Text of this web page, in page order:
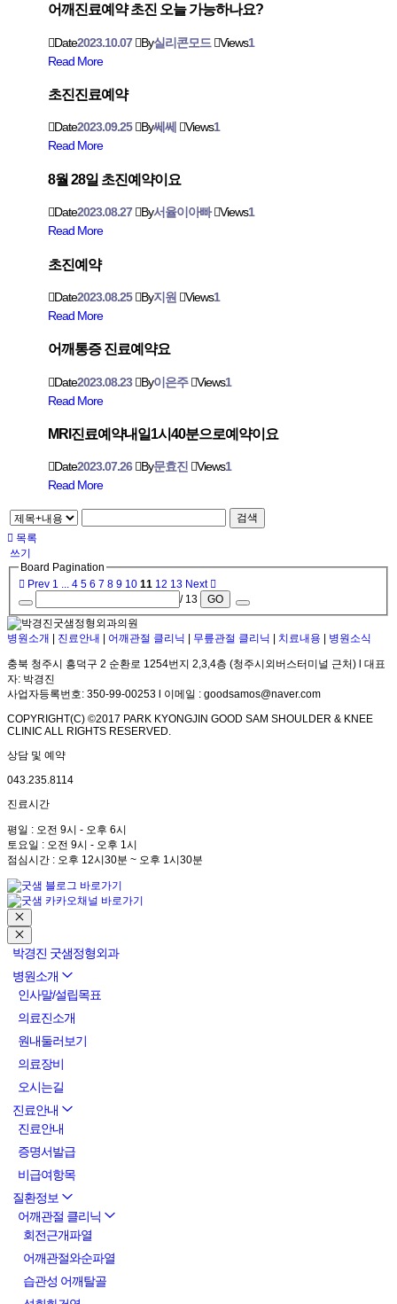
어깨진료예약 초진 오늘 가능하나요?
Date2023.10.07 By실리콘모드 Views1
Read More
초진진료예약
Date2023.09.25 By쎄쎄 Views1
Read More
8월 28일 초진예약이요
Date2023.08.27 By서율이아빠 Views1
Read More
초진예약
Date2023.08.25 By지원 Views1
Read More
어깨통증 진료예약요
Date2023.08.23 By이은주 Views1
Read More
MRl진료예약내일1시40분으로예약이요
Date2023.07.26 By문효진 Views1
Read More
검색
목록
쓰기
Board Pagination
Prev 1 4 5 6 7 8 9 10 11 12 13 Next
/ 13
GO
병원소개 진료안내 어깨관절 클리닉 무릎관절 클리닉 치료내용 병원소식
충북 청주시 흥덕구 2 순환로 1254번지 2,3,4층 (청주시외버스터미널 근처) l 대표
자: 박경진
사업자등록번호: 350-99-00253 l 이메일 : goodsamos@naver.com
COPYRIGHT(C) ©2017 PARK KYONGJIN GOOD SAM SHOULDER & KNEE
CLINIC ALL RIGHTS RESERVED.
상담 및 예약
043.235.8114
진료시간
평일 : 오전 9시 - 오후 6시
토요일 : 오전 9시 - 오후 1시
점심시간 : 오후 12시30분 ~ 오후 1시30분
박경진 굿샘정형외과
병원소개
인사말/설립목표
의료진소개
원내둘러보기
의료장비
오시는길
진료안내
진료안내
증명서발급
비급여항목
질환정보
어깨관절 클리닉
회전근개파열
어깨관절와순파열
습관성 어깨탈골